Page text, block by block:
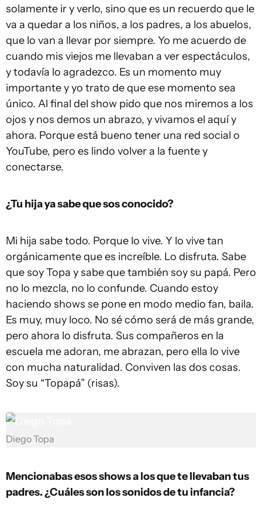
solamente ir y verlo, sino que es un recuerdo que le
va a quedar a los niños, a los padres, a los abuelos,
que lo van a llevar por siempre. Yo me acuerdo de
cuando mis viejos me llevaban a ver espectáculos,
y todavía lo agradezco. Es un momento muy
importante y yo trato de que ese momento sea
único. Al final del show pido que nos miremos a los
ojos y nos demos un abrazo, y vivamos el aquí y
ahora. Porque está bueno tener una red social o
YouTube, pero es lindo volver a la fuente y
conectarse.
¿Tu hija ya sabe que sos conocido?
Mi hija sabe todo. Porque lo vive. Y lo vive tan
orgánicamente que es increíble. Lo disfruta. Sabe
que soy Topa y sabe que también soy su papá. Pero
no lo mezcla, no lo confunde. Cuando estoy
haciendo shows se pone en modo medio fan, baila.
Es muy, muy loco. No sé cómo será de más grande,
pero ahora lo disfruta. Sus compañeros en la
escuela me adoran, me abrazan, pero ella lo vive
con mucha naturalidad. Conviven las dos cosas.
Soy su “Topapá” (risas).
Diego Topa
Mencionabas esos shows a los que te llevaban tus
padres. ¿Cuáles son los sonidos de tu infancia?